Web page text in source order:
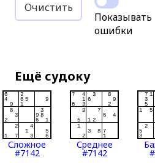
Очистить
Показывать
ошибки
Ещё судоку
Сложное
#7142
Среднее
#7142